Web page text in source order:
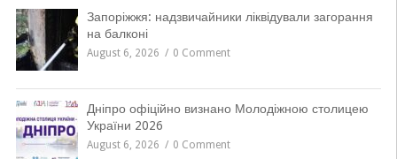
Запоріжжя: надзвичайники ліквідували загорання
на балконі
August 6, 2026 0 Comment
Дніпро офіційно визнано Молодіжною столицею
України 2026
August 6, 2026 0 Comment